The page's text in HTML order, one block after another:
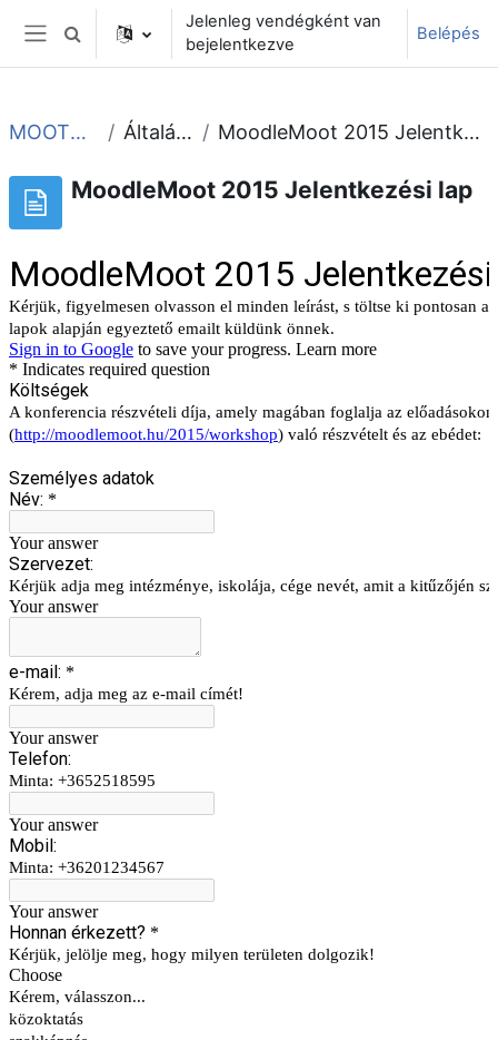
Tovább a fő tartalomhoz
Oldalpanel
Keresési bemeneti adatok váltása
Jelenleg vendégként van
bejelentkezve
Belépés
MOOT2015 Általános MoodleMoot 2015 Jelentkezési lap
MoodleMoot 2015 Jelentkezési lap